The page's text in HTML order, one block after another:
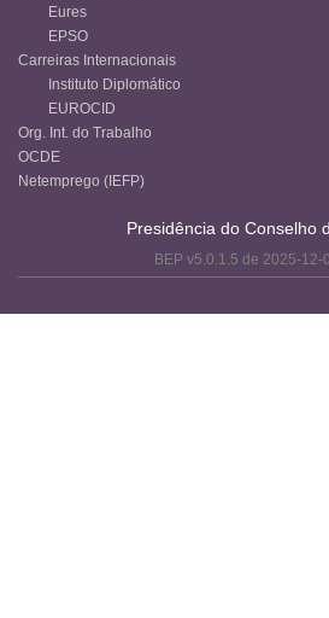
Eures
EPSO
Carreiras Internacionais
Instituto Diplomático
EUROCID
Org. Int. do Trabalho
OCDE
Netemprego (IEFP)
Presidência do Conselho
BEP v5.0.1.5 de 2025-12-